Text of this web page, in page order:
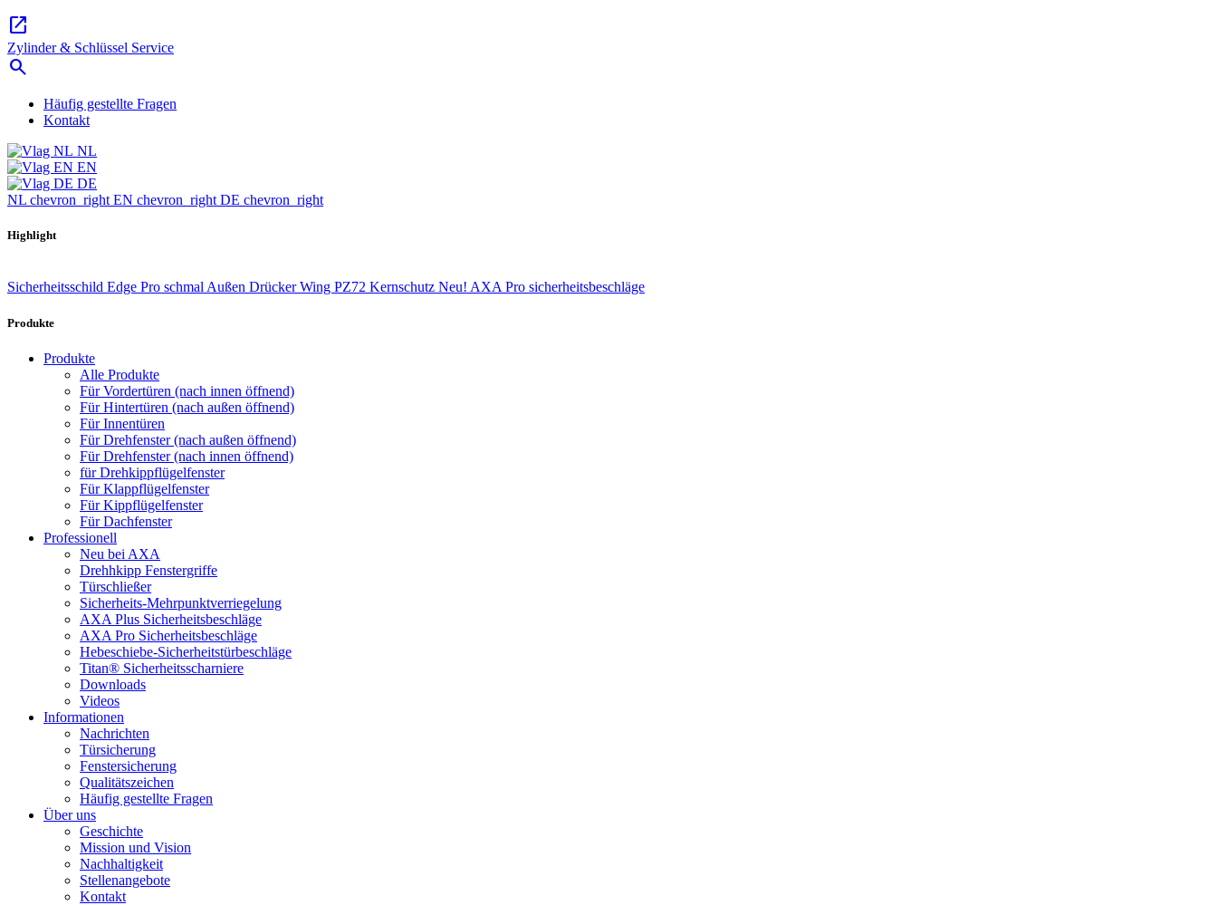
open_in_new
Zylinder & Schlüssel Service
search
Häufig gestellte Fragen
Kontakt
NL
EN
DE
NL chevron_right EN chevron_right DE chevron_right
Highlight
Sicherheitsschild Edge Pro schmal Außen Drücker Wing PZ72 Kernschutz Neu! AXA Pro sicherheitsbeschläge
Produkte
Produkte
Alle Produkte
Für Vordertüren (nach innen öffnend)
Für Hintertüren (nach außen öffnend)
Für Innentüren
Für Drehfenster (nach außen öffnend)
Für Drehfenster (nach innen öffnend)
für Drehkippflügelfenster
Für Klappflügelfenster
Für Kippflügelfenster
Für Dachfenster
Professionell
Neu bei AXA
Drehhkipp Fenstergriffe
Türschließer
Sicherheits-Mehrpunktverriegelung
AXA Plus Sicherheitsbeschläge
AXA Pro Sicherheitsbeschläge
Hebeschiebe-Sicherheitstürbeschläge
Titan® Sicherheitsscharniere
Downloads
Videos
Informationen
Nachrichten
Türsicherung
Fenstersicherung
Qualitätszeichen
Häufig gestellte Fragen
Über uns
Geschichte
Mission und Vision
Nachhaltigkeit
Stellenangebote
Kontakt